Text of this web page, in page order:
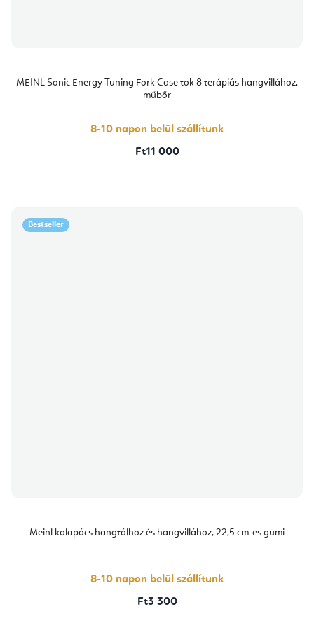
MEINL Sonic Energy Tuning Fork Case tok 8 terápiás hangvillához,
műbőr
8-10 napon belül szállítunk
Ft11 000
Bestseller
Meinl kalapács hangtálhoz és hangvillához, 22,5 cm-es gumi
8-10 napon belül szállítunk
Ft3 300